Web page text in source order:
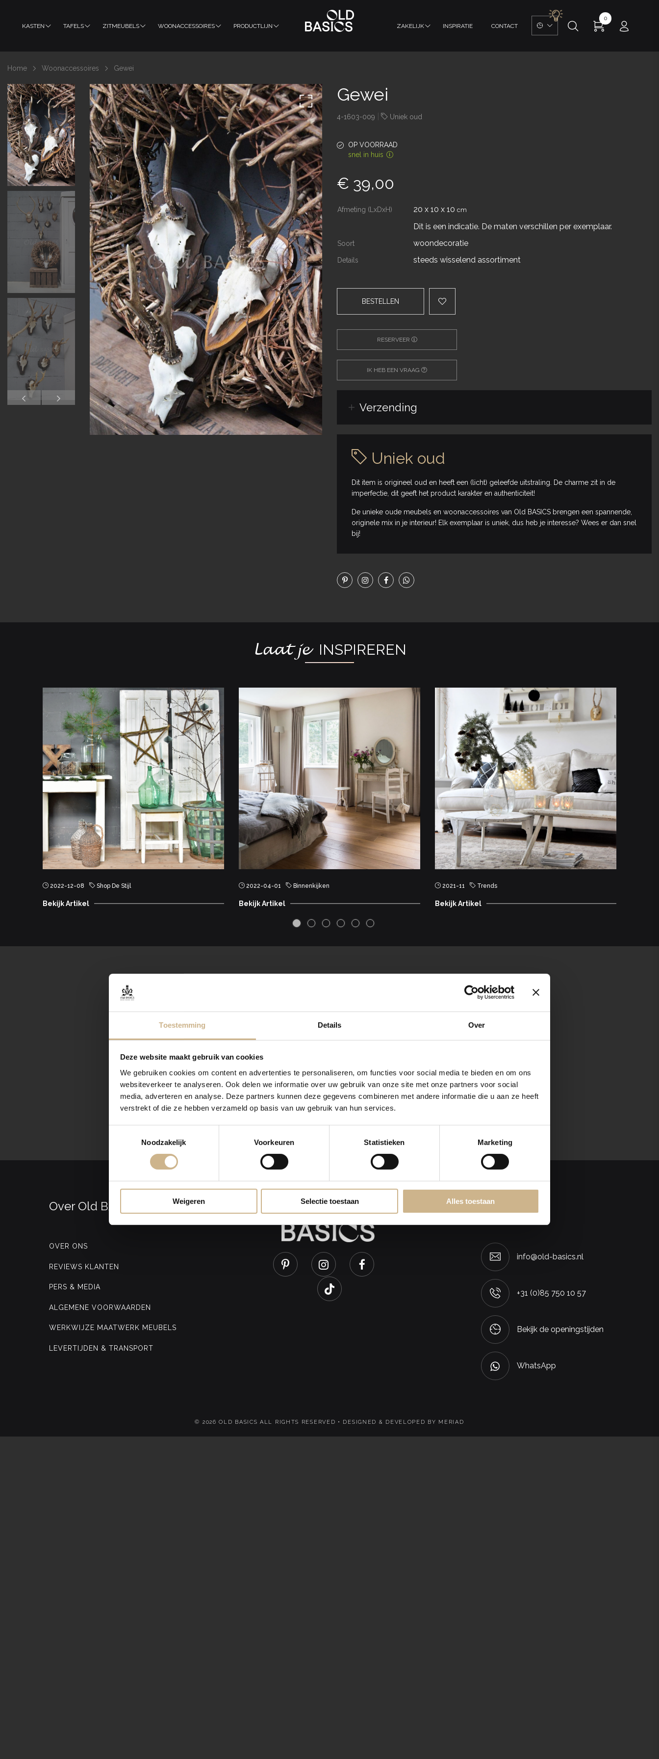
Toestemming Details Over
Deze website maakt gebruik van cookies
We gebruiken cookies om content en advertenties te personaliseren, om functies voor social media te bieden en om ons
websiteverkeer te analyseren. Ook delen we informatie over uw gebruik van onze site met onze partners voor social
media, adverteren en analyse. Deze partners kunnen deze gegevens combineren met andere informatie die u aan ze heeft
verstrekt of die ze hebben verzameld op basis van uw gebruik van hun services.
Noodzakelijk
Voorkeuren Statistieken Marketing
Weigeren Selectie toestaan Alles toestaan
KASTEN TAFELS ZITMEUBELS WOONACCESSOIRES PRODUCTLIJN ZAKELIJK INSPIRATIE CONTACT
0
Home Woonaccessoires Gewei
Gewei
4-1603-009 Uniek oud
OP VOORRAAD
snel in huis
€ 39,00
Afmeting (LxDxH) 20 x 10 x 10 cm
Dit is een indicatie. De maten verschillen per exemplaar.
Soort woondecoratie
Details steeds wisselend assortiment
BESTELLEN
RESERVEER
IK HEB EEN VRAAG
Verzending
Uniek oud
Dit item is origineel oud en heeft een (licht) geleefde uitstraling. De charme zit in de
imperfectie, dit geeft het product karakter en authenticiteit!
De unieke oude meubels en woonaccessoires van Old BASICS brengen een spannende,
originele mix in je interieur! Elk exemplaar is uniek, dus heb je interesse? Wees er dan snel
bij!
Laat je INSPIREREN
2022-12-08 Shop De Stijl
Bekijk Artikel
2022-04-01 Binnenkijken
Bekijk Artikel
2021-11 Trends
Bekijk Artikel
Ontvang elke maand een flinke dosis wooninspiratie en blijf op de hoogte van nieuw assortiment!
Over Old BASICS
OVER ONS
REVIEWS KLANTEN
PERS & MEDIA
ALGEMENE VOORWAARDEN
WERKWIJZE MAATWERK MEUBELS
LEVERTIJDEN & TRANSPORT
Contact
info@old-basics.nl
+31 (0)85 750 10 57
Bekijk de openingstijden
WhatsApp
© 2026 OLD BASICS ALL RIGHTS RESERVED • DESIGNED & DEVELOPED BY MERIAD